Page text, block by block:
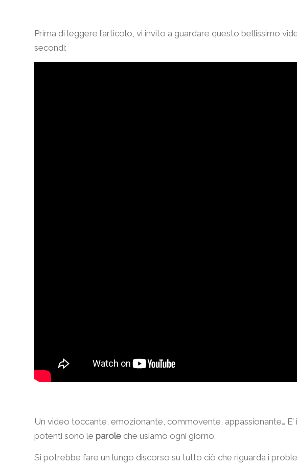
Prima di leggere l’articolo, vi invito a guardare questo bellissimo
secondi:
Un video toccante, emozionante, commovente, appassionante…
potenti sono le parole che usiamo ogni giorno.
Si potrebbe fare un lungo discorso su tutto ciò che riguarda i